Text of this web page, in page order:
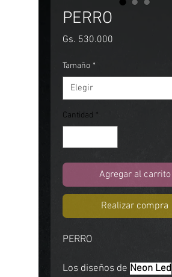
PERRO
Gs. 530.000
Tamaño *
Cantidad *
Agregar al carrito
Realizar compra
PERRO
Los diseños de Neon Led